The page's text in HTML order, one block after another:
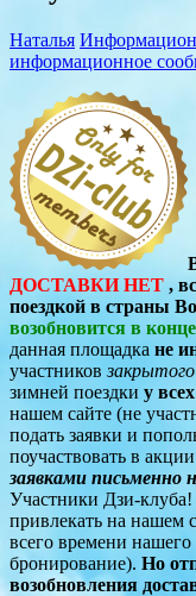
Наталья
информационное
ДОСТАВКИ НЕТ ,
поездкой в страны
возобновится в
данная площадка не
участников
зимней поездки у
нашем сайте (не
подать заявки и
поучаствовать в
заявками письменно
Участники Дзи-клуба!
привлекать на нашем
всего времени нашего
бронирование). Но
возобновления